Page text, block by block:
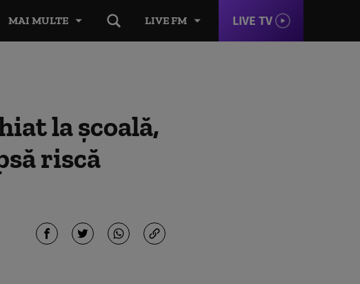
LIVE FM LIVE TV
MAI MULTE
la școală,
riscă